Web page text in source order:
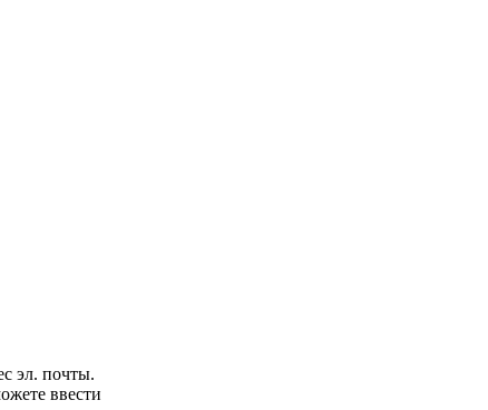
эл. почты.
ввести